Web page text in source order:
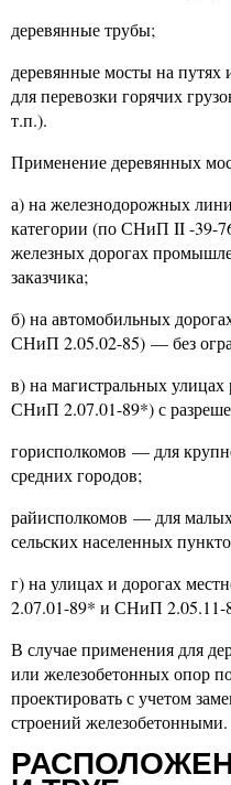
деревянные трубы;
деревянные мосты на путях
для перевозки горячих
т.п.).
Применение деревянных
а) на железнодорожных
категории (по СНиП II-39-
железных дорогах
заказчика;
б) на автомобильных
СНиП 2.05.02-85) — без
в) на магистральных
СНиП 2.07.01-89*) с
горисполкомов — для
средних городов;
райисполкомов — для
сельских населенных
г) на улицах и дорогах
2.07.01-89* и СНиП 2.05.11-
В случае применения для
или железобетонных опор
проектировать с учетом
строений железобетонными.